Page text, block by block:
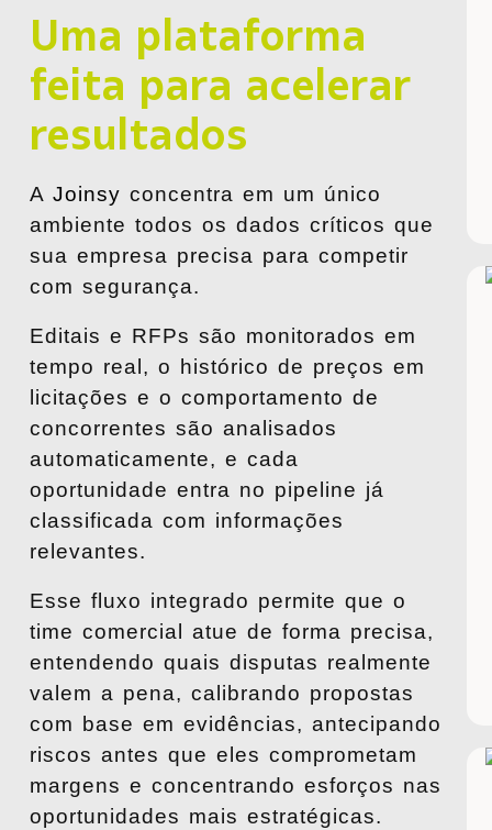
Uma plataforma
feita para acelerar
resultados
A Joinsy concentra em um único
ambiente todos os dados críticos que
sua empresa precisa para competir
com segurança.
Editais e RFPs são monitorados em
tempo real, o histórico de preços em
licitações e o comportamento de
concorrentes são analisados
automaticamente, e cada
oportunidade entra no pipeline já
classificada com informações
relevantes.
Esse fluxo integrado permite que o
time comercial atue de forma precisa,
entendendo quais disputas realmente
valem a pena, calibrando propostas
com base em evidências, antecipando
riscos antes que eles comprometam
margens e concentrando esforços nas
oportunidades mais estratégicas.